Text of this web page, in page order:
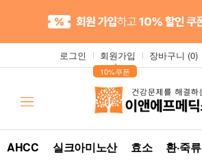
로그인 회원가입
▲
10%쿠폰
장바구니 (0)
AHCC 실크아미노산 효소 환·죽류